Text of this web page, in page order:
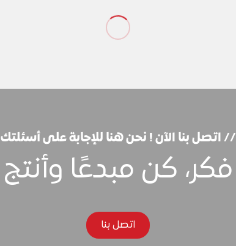
// اتصل بنا الآن ! نحن هنا للإجابة على أسئلتك
فكر، كن مبدعًا وأنتج
اتصل بنا